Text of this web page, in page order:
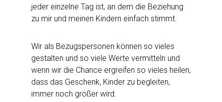
jeder einzelne Tag ist, an dem die Beziehung
zu mir und meinen Kindern einfach stimmt.
Wir als Bezugspersonen können so vieles
gestalten und so viele Werte vermitteln und
wenn wir die Chance ergreifen so vieles heilen,
dass das Geschenk, Kinder zu begleiten,
immer noch größer wird.